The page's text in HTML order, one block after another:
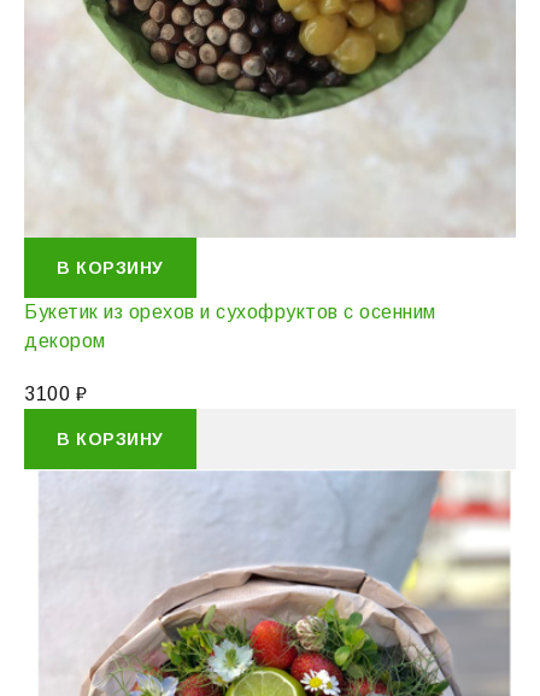
В КОРЗИНУ
Букетик из орехов и сухофруктов с осенним
декором
3100 ₽
В КОРЗИНУ